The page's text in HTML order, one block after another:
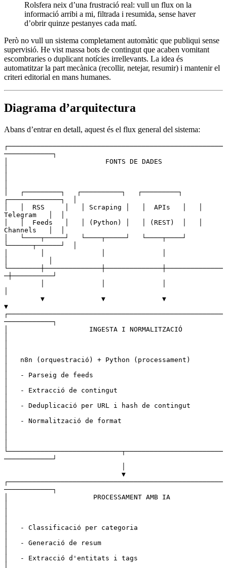
Rolsfera neix d’una frustració real: vull un flux on la
informació arribi a mi, filtrada i resumida, sense haver
d’obrir quinze pestanyes cada matí.
Però no vull un sistema completament automàtic que publiqui sense
supervisió. He vist massa bots de contingut que acaben vomitant
escombraries o duplicant notícies irrellevants. La idea és
automatitzar la part mecànica (recollir, netejar, resumir) i mantenir el
criteri editorial en mans humanes.
Diagrama d’arquitectura
Abans d’entrar en detall, aquest és el flux general del sistema:
┌─────────────────────────────────────────────────────
────────────┐
│                        FONTS DE DADES
│   ┌─────────┐   ┌──────────┐   ┌─────────┐
┌─────────────┐  │
│   │  RSS     │   │ Scraping │   │  APIs   │   │
Telegram   │  │
│   │  Feeds   │   │ (Python) │   │ (REST)  │   │
Channels   │  │
│   └────┬─────┘   └────┬─────┘   └────┬────┘
└──────┬──────┘  │
└────────┼──────────────┼──────────────┼──────────────
─┼──────────┘
▼
┌─────────────────────────────────────────────────────
────────────┐
│                    INGESTA I NORMALITZACIÓ
│   n8n (orquestració) + Python (processament)
│   - Parseig de feeds
│   - Extracció de contingut
│   - Deduplicació per URL i hash de contingut
│   - Normalització de format
└────────────────────────────┬────────────────────────
────────────┘
                             ▼
┌─────────────────────────────────────────────────────
────────────┐
│                     PROCESSAMENT AMB IA
│   - Classificació per categoria
│   - Generació de resum
│   - Extracció d'entitats i tags